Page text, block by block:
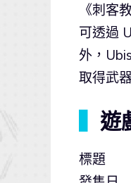
《刺客
可透過
外，
取得武
遊
標題 ：